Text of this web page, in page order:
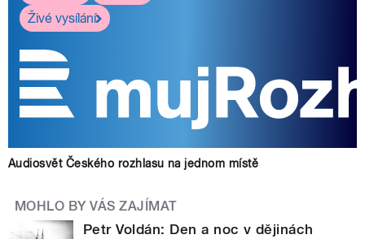
Živé vysílání
Audiosvět Českého rozhlasu na jednom místě
MOHLO BY VÁS ZAJÍMAT
Petr Voldán: Den a noc v dějinách